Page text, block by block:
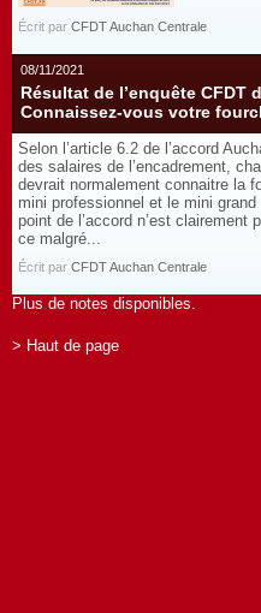
Écrit par CFDT Auchan Centrale
08/11/2021
Résultat de l’enquête CFDT
Connaissez-vous votre
Selon l’article 6.2 de l’accord
des salaires de l’encadrement,
devrait normalement connaitre la
mini professionnel et le mini
point de l’accord n’est
ce malgré...
Écrit par CFDT Auchan Centrale
Plus de notes disponibles.
> Haut de page